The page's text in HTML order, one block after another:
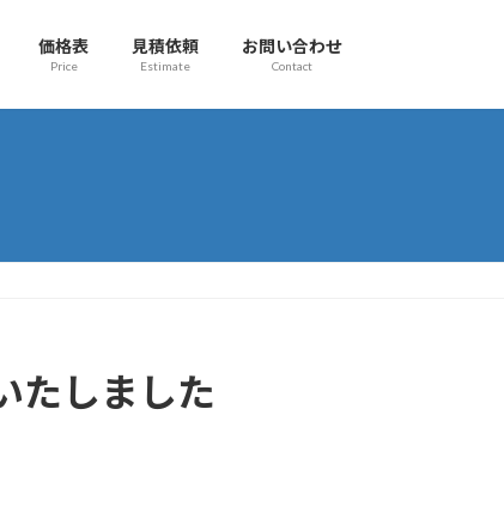
価格表
Price
見積依頼
Estimate
お問い合わせ
Contact
たしました